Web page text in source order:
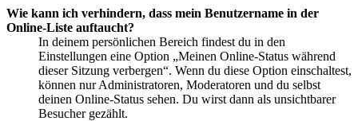
Wie kann ich verhindern, dass mein Benutzername in der
Online-Liste auftaucht?
In deinem persönlichen Bereich findest du in den
Einstellungen eine Option „Meinen Online-Status während
dieser Sitzung verbergen“. Wenn du diese Option einschaltest,
können nur Administratoren, Moderatoren und du selbst
deinen Online-Status sehen. Du wirst dann als unsichtbarer
Besucher gezählt.